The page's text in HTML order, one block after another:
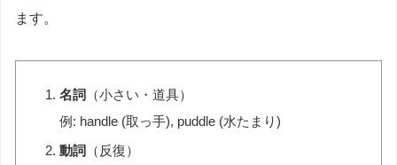
ます。
名詞
（小さい・道具）
例: handle (取っ手), puddle (水たまり)
動詞
（反復）